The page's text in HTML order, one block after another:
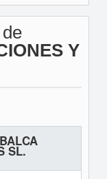
Y
SL.